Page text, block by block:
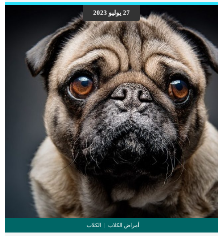
27 يوليو 2023
أمراض الكلاب الكلاب